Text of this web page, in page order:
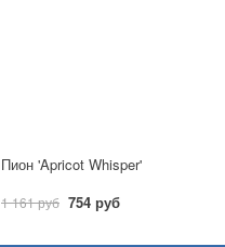
Пион 'Apricot Whisper'
1 161 руб 754 руб